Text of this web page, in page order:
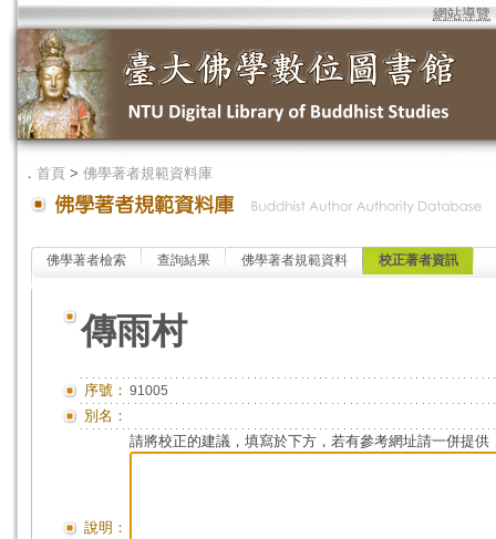
網站導覽
． 首頁 > 佛學著者規範資料庫
佛學著者檢索 查詢結果 佛學著者規範資料 校正著者資訊
傳雨村
序號： 91005
別名：
說明：
請將校正的建議，填寫於下方，若有參考網址請一併提供